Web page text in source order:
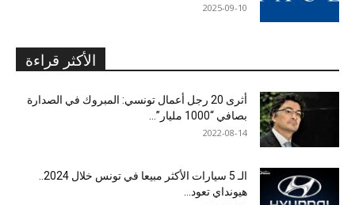
2025-09-10
الأكثر قراءة
أثرى 20 رجل أعمال تونسي: المبروك في الصدارة
بصافي “1000 مليار”...
2022-08-14
هيونداي تعود...